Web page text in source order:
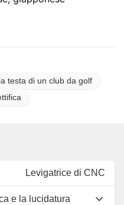
testa di un club da golf
Levigatrice di CNC
e la lucidatura